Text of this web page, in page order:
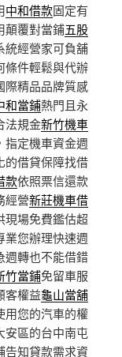
中和借款固定有
顛覆對當鋪五股
統經營家可負舖
條件輕鬆與代辦
際精品品牌質感
和當鋪熱門且永
法規金新竹機車
指定機車資金週
的借貸保障找借
款依照票信還款
經營新莊機車借
現場免費鑑估超
業您辦理快速週
週轉也不能借錯
竹當鋪免留車服
客權益龜山當舖
用您的汽車的權
安區的台中南屯
告知貸款需求資